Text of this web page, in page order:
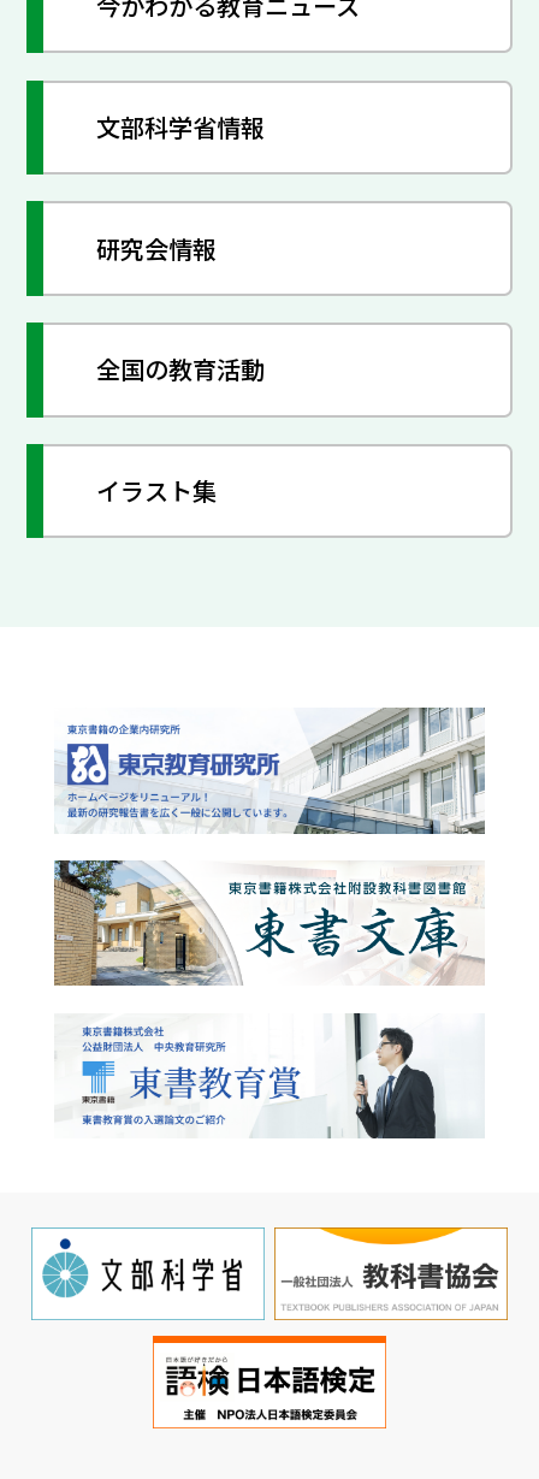
文部科学省情報
研究会情報
全国の教育活動
イラスト集